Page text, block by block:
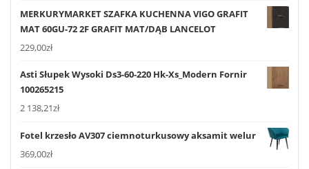
MERKURYMARKET SZAFKA KUCHENNA VIGO GRAFIT
MAT 60GU-72 2F GRAFIT MAT/DĄB LANCELOT
229,00zł
Asti Słupek Wysoki Ds3-60-220 Hk-Xs_Modern Fornir
100265215
2 138,21zł
Fotel krzesło AV307 ciemnoturkusowy aksamit welur
369,00zł